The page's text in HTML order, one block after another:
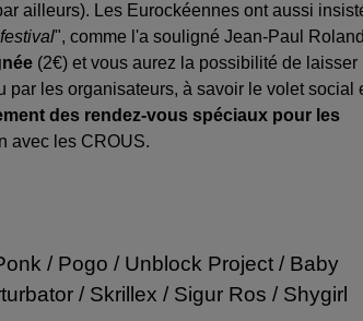
ailleurs). Les Eurockéennes ont aussi
", comme l'a souligné Jean-Paul
(2€) et vous aurez la possibilité de laisser
par les organisateurs, à savoir le volet social
des rendez-vous spéciaux pour les
avec les CROUS.
/ Pogo / Unblock Project / Baby
/ Skrillex / Sigur Ros / Shygirl